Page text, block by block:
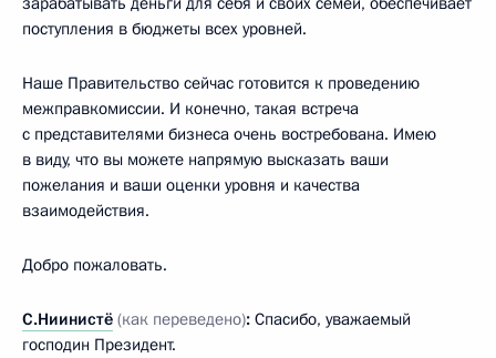
поступления в бюджеты всех уровней.
Наше Правительство сейчас готовится к проведению
межправкомиссии. И конечно, такая встреча
с представителями бизнеса очень востребована. Имею
в виду, что вы можете напрямую высказать ваши
пожелания и ваши оценки уровня и качества
взаимодействия.
Добро пожаловать.
С.Ниинистё (как переведено): Спасибо, уважаемый
господин Президент.